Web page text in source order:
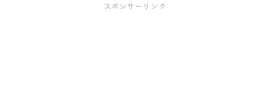
スポンサーリンク